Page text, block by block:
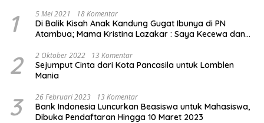
1 5 Mei 2021 18 Komentar
Di Balik Kisah Anak Kandung Gugat Ibunya di PN
Atambua; Mama Kristina Lazakar : Saya Kecewa dan
2 2 Oktober 2022 13 Komentar
Sejumput Cinta dari Kota Pancasila untuk Lomblen
Mania
3 26 Februari 2023 13 Komentar
Bank Indonesia Luncurkan Beasiswa untuk Mahasiswa,
Dibuka Pendaftaran Hingga 10 Maret 2023